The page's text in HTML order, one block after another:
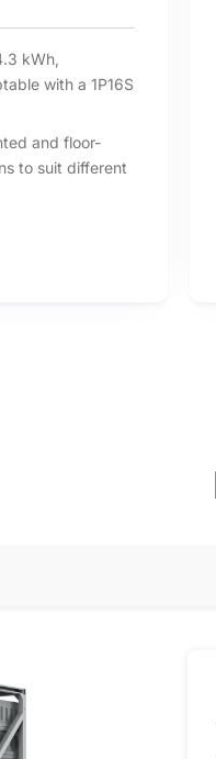
of 14.3 kWh,
and adaptable with a 1P16S
wall-mounted and floor-
to suit different